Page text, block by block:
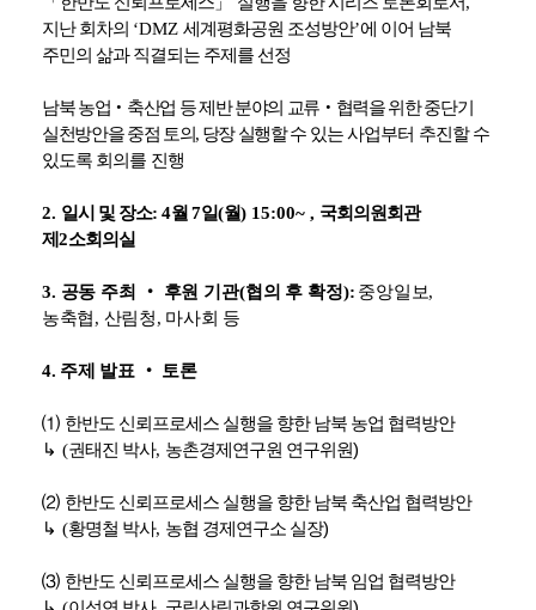
지난 회차의 ‘DMZ 세계평화공원 조성방안’에 이어 남북
주민의 삶과 직결되는 주제를 선정
남북 농업 ‧ 축산업 등 제반 분야의 교류‧ 협력을 위한 중단기
실천방안을 중점 토의, 당장 실행할 수 있는 사업부터 추진할 수
있도록 회의를 진행
2. 일시 및 장소: 4월 7일(월) 15:00~ , 국회의원회관
제 2소회의실
3. 공동 주최 ‧ 후원 기관(협의 후 확정): 중앙일보,
농축협, 산림청, 마사회 등
4. 주제 발표 ‧ 토론
⑴ 한반도 신뢰프로세스 실행을 향한 남북 농업 협력방안
↳ (권태진 박사, 농촌경제연구원 연구위원)
⑵ 한반도 신뢰프로세스 실행을 향한 남북 축산업 협력방안
↳ (황명철 박사, 농협 경제연구소 실장)
⑶ 한반도 신뢰프로세스 실행을 향한 남북 임업 협력방안